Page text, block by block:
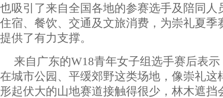
也吸引了来自全国各地的参赛选手及陪同人
住宿、餐饮、交通及文旅消费，为崇礼夏季
提供了有力支撑。
来自广东的W18青年女子组选手赛后表
在城市公园、平缓郊野这类场地，像崇礼这
形起伏大的山地赛道接触得很少，林木遮挡